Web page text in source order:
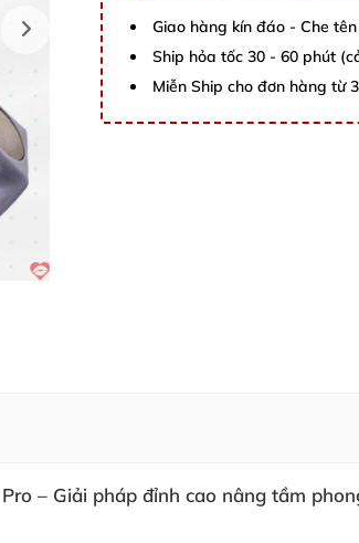
Giao hàng kín đáo - Che
Ship hỏa tốc 30 - 60 phút
Miễn Ship cho đơn hàng từ
– Giải pháp đỉnh cao nâng tầm